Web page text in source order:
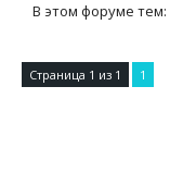
В этом форуме тем:
Страница 1 из 1 1